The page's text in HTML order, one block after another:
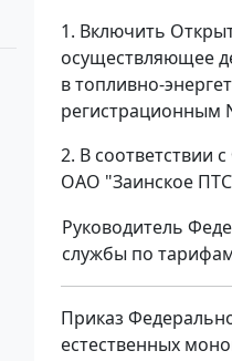
1. Включить
осуществляющее
в топливно-
регистрационным
2. В соответствии
ОАО "Заинское
Руководитель
службы по
Приказ
естественных